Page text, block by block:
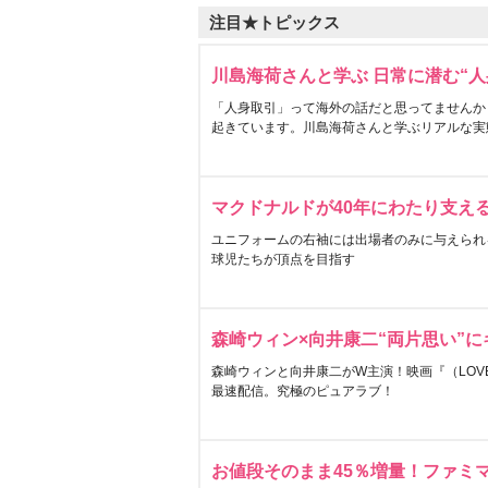
注目★トピックス
川島海荷さんと学ぶ 日常に潜む“
「人身取引」って海外の話だと思ってません
起きています。川島海荷さんと学ぶリアルな
マクドナルドが40年にわたり支え
ユニフォームの右袖には出場者のみに与えら
球児たちが頂点を目指す
森崎ウィン×向井康二“両片思い”
森崎ウィンと向井康二がW主演！映画『（
最速配信。究極のピュアラブ！
お値段そのまま45％増量！ファミ